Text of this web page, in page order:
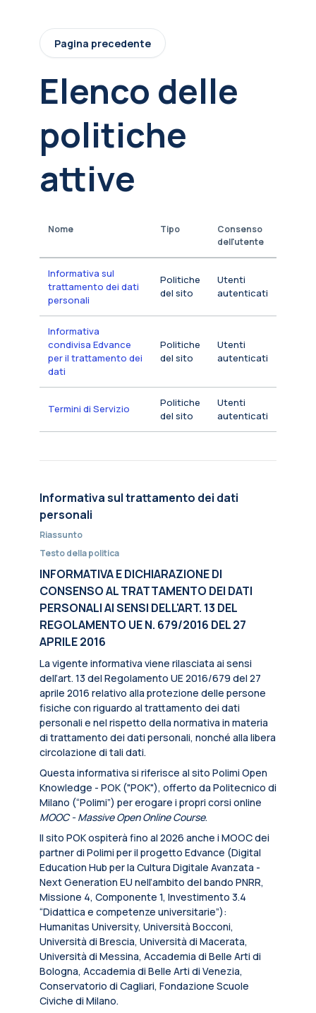
Pagina precedente
Elenco delle
politiche
attive
Nome Tipo
Consenso
dell'utente
Informativa sul
trattamento dei dati
personali
Politiche
del sito
Utenti
autenticati
Informativa
condivisa Edvance
per il trattamento dei
dati
Politiche
del sito
Utenti
autenticati
Termini di Servizio
Politiche
del sito
Utenti
autenticati
Informativa sul trattamento dei dati
personali
Riassunto
Testo della politica
INFORMATIVA E DICHIARAZIONE DI
CONSENSO AL TRATTAMENTO DEI DATI
PERSONALI AI SENSI DELL'ART. 13 DEL
REGOLAMENTO UE N. 679/2016 DEL 27
APRILE 2016
La vigente informativa viene rilasciata ai sensi
dell’art. 13 del Regolamento UE 2016/679 del 27
aprile 2016 relativo alla protezione delle persone
fisiche con riguardo al trattamento dei dati
personali e nel rispetto della normativa in materia
di trattamento dei dati personali, nonché alla libera
circolazione di tali dati.
Questa informativa si riferisce al sito Polimi Open
Knowledge - POK ("POK"), offerto da Politecnico di
Milano (“Polimi”) per erogare i propri corsi online
MOOC - Massive Open Online Course.
Il sito POK ospiterà fino al 2026 anche i MOOC dei
partner di Polimi per il progetto Edvance (Digital
Education Hub per la Cultura Digitale Avanzata -
Next Generation EU nell’ambito del bando PNRR,
Missione 4, Componente 1, Investimento 3.4
“Didattica e competenze universitarie”):
Humanitas University, Università Bocconi,
Università di Brescia, Università di Macerata,
Università di Messina, Accademia di Belle Arti di
Bologna, Accademia di Belle Arti di Venezia,
Conservatorio di Cagliari, Fondazione Scuole
Civiche di Milano.